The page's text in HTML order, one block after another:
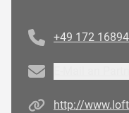
+49 172
Email
Homepage
http://